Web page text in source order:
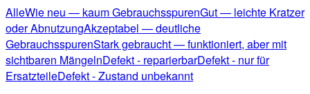
AlleWie neu — kaum GebrauchsspurenGut — leichte Kratzer
oder AbnutzungAkzeptabel — deutliche
GebrauchsspurenStark gebraucht — funktioniert, aber mit
sichtbaren MängelnDefekt - reparierbarDefekt - nur für
ErsatzteileDefekt - Zustand unbekannt